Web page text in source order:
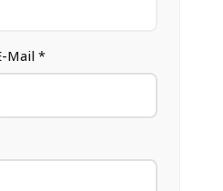
Mail *